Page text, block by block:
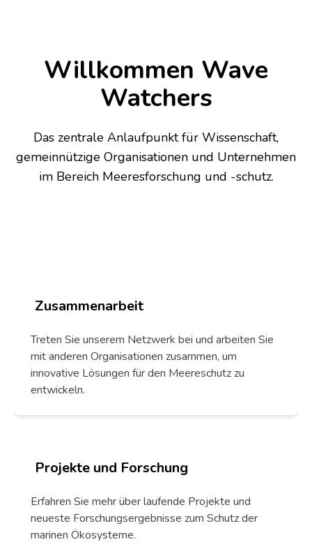
Willkommen Wave
Watchers
Das zentrale Anlaufpunkt für Wissenschaft,
gemeinnützige Organisationen und Unternehmen
im Bereich Meeresforschung und -schutz.
Zusammenarbeit
Treten Sie unserem Netzwerk bei und arbeiten Sie
mit anderen Organisationen zusammen, um
innovative Lösungen für den Meereschutz zu
entwickeln.
Projekte und Forschung
Erfahren Sie mehr über laufende Projekte und
neueste Forschungsergebnisse zum Schutz der
marinen Ökosysteme.